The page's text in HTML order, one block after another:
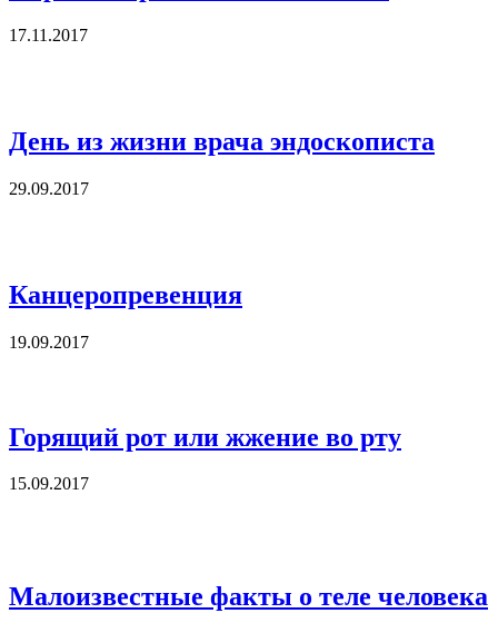
17.11.2017
День из жизни врача эндоскописта
29.09.2017
Канцеропревенция
19.09.2017
Горящий рот или жжение во рту
15.09.2017
Малоизвестные факты о теле человека